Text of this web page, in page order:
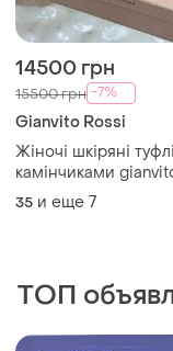
14500 грн
15500 грн -7%
Gianvito Rossi
Жіночі шкіряні
камінчиками
35 и еще 7
ТОП